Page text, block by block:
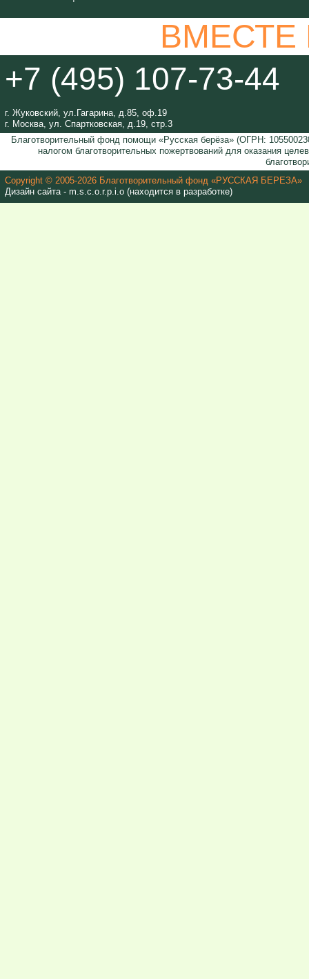
+7 (495) 107-73-44
г. Жуковский, ул.Гагарина, д.85, оф.19
г. Москва, ул. Спартковская, д.19, стр.3
Благотворительный фонд помощи «Русская берёза» (ОГРН:
налогом благотворительных пожертвований для оказания
Copyright © 2005-2026 Благотворительный фонд «РУССКАЯ БЕРЕЗА»
Дизайн сайта - m.s.c.o.r.p.i.o (находится в разработке)